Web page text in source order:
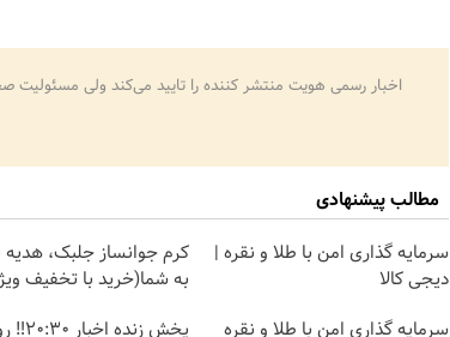
اخبار رسمی هویت منتشر کننده را تایید می‌کند ولی
مطالب پیشنهادی
سرمایه گذاری امن با طلا و نقره |
دیجی کالا
کرم جوانساز جلبک،
به شما(خرید با تخفیف
سرمایه گذاری امن با طلا و نقره
پخش